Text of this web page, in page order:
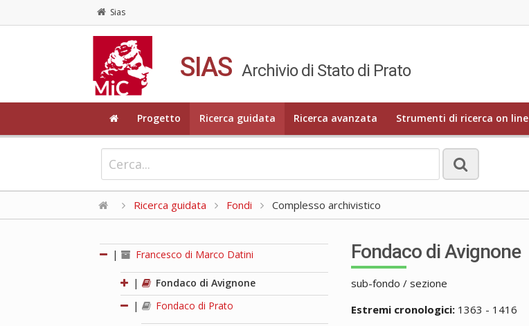
Sias
SIAS Archivio di Stato di Prato
Progetto Ricerca guidata Ricerca avanzata Strumenti di ricerca on line
Ricerca guidata Fondi Complesso archivistico
| Francesco di Marco Datini
|
Fondaco di Avignone
|
Fondaco di Prato
Fondaco di Avignone
sub-fondo / sezione
Estremi cronologici: 1363 - 1416